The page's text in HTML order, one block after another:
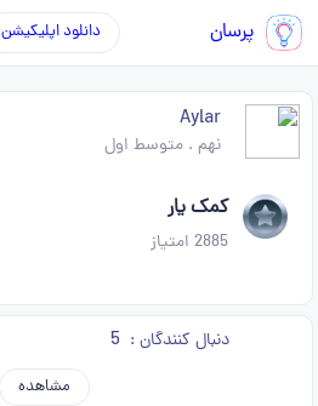
پرسان دانلود اپلیکیشن
Aylar
نهم .متوسط اول
کمک یار
2885 امتیاز
دنبال کنندگان : 5
مشاهده